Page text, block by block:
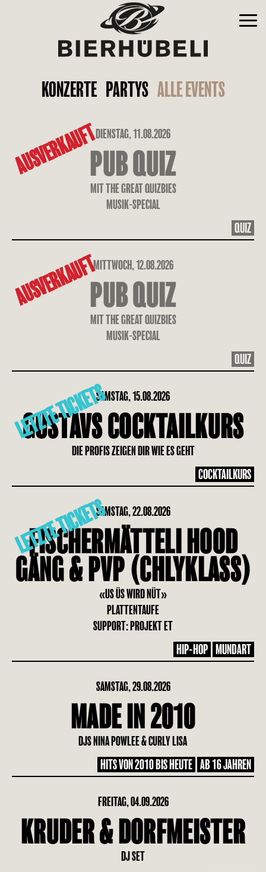
KONZERTE PARTYS ALLE EVENTS
DIENSTAG, 11.08.2026
AUSVERKAUFTPUB QUIZ
MIT THE GREAT QUIZBIES
MUSIK-SPECIAL
QUIZ
MITTWOCH, 12.08.2026
AUSVERKAUFTPUB QUIZ
MIT THE GREAT QUIZBIES
MUSIK-SPECIAL
QUIZ
SAMSTAG, 15.08.2026
LETZTE TICKETS
GUSTAVS COCKTAILKURS
DIE PROFIS ZEIGEN DIR WIE ES GEHT
COCKTAILKURS
SAMSTAG, 22.08.2026
LETZTE TICKETS
FISCHERMÄTTELI HOOD
GÄNG & PVP (CHLYKLASS)
«US ÜS WIRD NÜT»
PLATTENTAUFE
SUPPORT: PROJEKT ET
HIP-HOP MUNDART
SAMSTAG, 29.08.2026
MADE IN 2010
DJS NINA POWLEE & CURLY LISA
HITS VON 2010 BIS HEUTE AB 16 JAHREN
FREITAG, 04.09.2026
KRUDER & DORFMEISTER
DJ SET